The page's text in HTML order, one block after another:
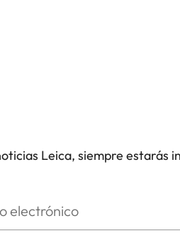
Leica, siempre estarás